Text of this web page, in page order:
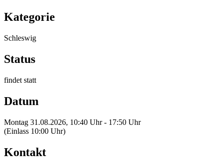
Kategorie
Schleswig
Status
findet statt
Datum
Montag 31.08.2026, 10:40 Uhr - 17:50 Uhr
(Einlass 10:00 Uhr)
Kontakt